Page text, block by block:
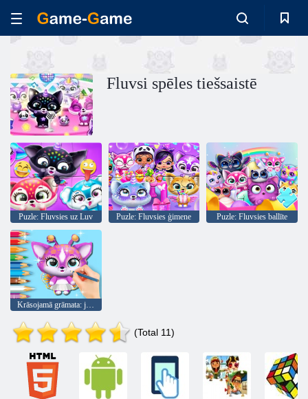
Fluvsi spēles tiešsaistē
Puzle: Fluvsies uz Luv Puzle: Fluvsies ģimene Puzle: Fluvsies ballīte
Krāsojamā grāmata: jaukas fluvsies
(Total 11)